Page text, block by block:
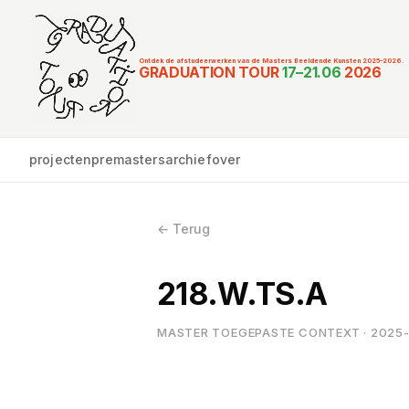
Graduation Tour
Ontdek de afstudeerwerken van de Masters Beeldende Kunsten 2025–2026.
GRADUATION TOUR17–21.06 2026
projectenpremastersarchiefover
← Terug
218.W.TS.A
MASTER TOEGEPASTE CONTEXT ·